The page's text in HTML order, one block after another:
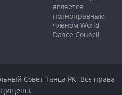
является
полноправным
членом World
Dance Council
Совет Танца РК. Все права